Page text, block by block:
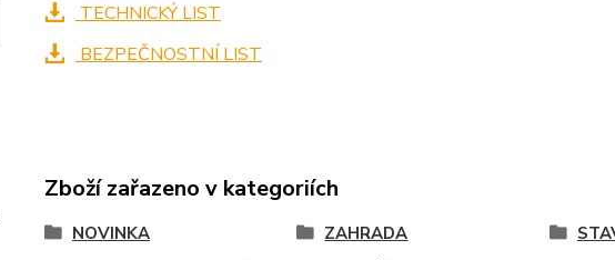
TECHNICKÝ LIST
BEZPEČNOSTNÍ LIST
Zboží zařazeno v kategoriích
NOVINKA ZAHRADA